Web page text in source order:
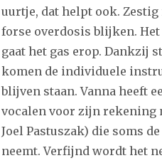
uurtje, dat helpt ook.
forse overdosis blijken.
gaat het gas erop. Dankzij
komen de individuele
blijven staan. Vanna heeft
vocalen voor zijn rekening
Joel Pastuszak) die soms
neemt. Verfijnd wordt het